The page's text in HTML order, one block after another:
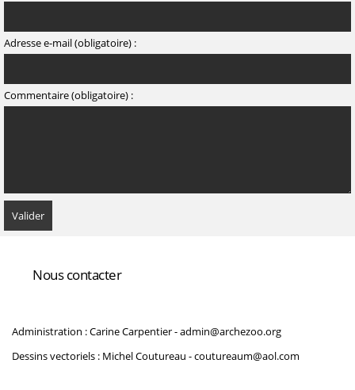
Adresse e-mail (obligatoire) :
Commentaire (obligatoire) :
Nous contacter
Administration : Carine Carpentier -admin@archezoo.org
Dessins vectoriels : Michel Coutureau -coutureaum@aol.com